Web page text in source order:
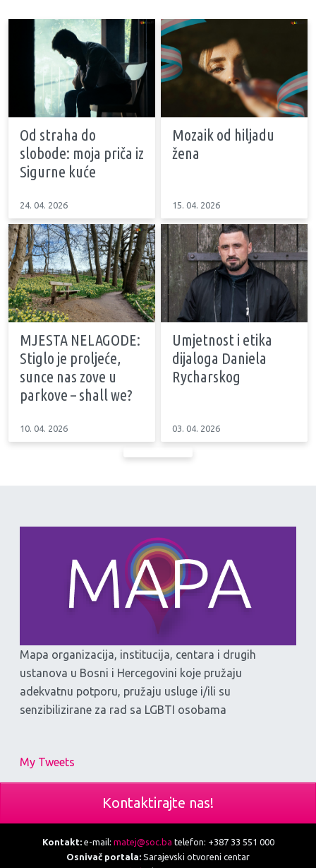
Od straha do
slobode: moja priča iz
Sigurne kuće
24. 04. 2026
Mozaik od hiljadu
žena
15. 04. 2026
MJESTA NELAGODE:
Stiglo je proljeće,
sunce nas zove u
parkove – shall we?
10. 04. 2026
Umjetnost i etika
dijaloga Daniela
Rycharskog
03. 04. 2026
Mapa organizacija, institucija, centara i drugih
ustanova u Bosni i Hercegovini koje pružaju
adekvatnu potporu, pružaju usluge i/ili su
senzibilizirane za rad sa LGBTI osobama
My Tweets
Kontaktirajte nas!
Kontakt:e-mail: matej@soc.ba telefon: +387 33 551 000
Osnivač portala: Sarajevski otvoreni centar